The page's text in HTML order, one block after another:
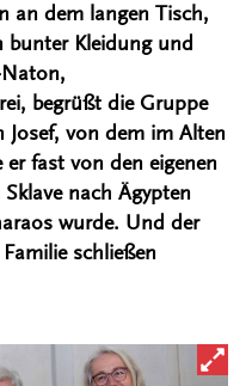
an dem langen Tisch,
bunter Kleidung und
Naton,
begrüßt die Gruppe
Josef, von dem im Alten
fast von den eigenen
nach Ägypten
wurde. Und der
schließen
Bild